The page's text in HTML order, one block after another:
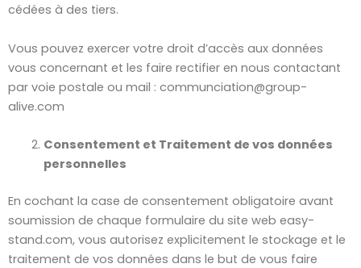
cédées à des tiers.
Vous pouvez exercer votre droit d’accès aux données
vous concernant et les faire rectifier en nous contactant
par voie postale ou mail : communciation@group-
alive.com
Consentement et Traitement de vos données
personnelles
En cochant la case de consentement obligatoire avant
soumission de chaque formulaire du site web easy-
stand.com, vous autorisez explicitement le stockage et le
traitement de vos données dans le but de vous faire